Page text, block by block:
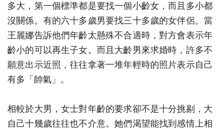
多大，第一個標準都是要找一個小齡女，而且多小都
沒關係。有的六十多歲男要找三十多歲的女伴侶。當
王麗娜告訴他們年齡太懸殊不合適時，對方會表示年
齡小的可以再生子女。而且大齡男來求婚時，許多不
願意出示近照，往往拿著一堆年輕時的照片表示自己
有多「帥氣」。
相較於大男，女士對年齡的要求卻不是十分挑剔，大
自己十幾歲往往也不介意。她們渴望能找到感情上相